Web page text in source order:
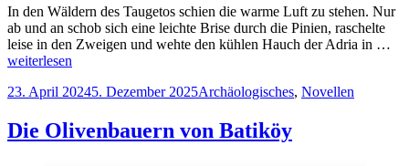
In den Wäldern des Taugetos schien die warme Luft zu stehen. Nur
ab und an schob sich eine leichte Brise durch die Pinien, raschelte
leise in den Zweigen und wehte den kühlen Hauch der Adria in …
weiterlesen
Veröffentlicht
23. April 20245. Dezember 2025Kategorien
Archäologisches, Novellen
Die Olivenbauern von Batiköy